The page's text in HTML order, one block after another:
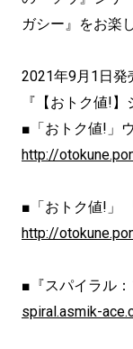
ガシー』をお楽
2021年9月1日発
『【おトク値!
■「おトク値!」
http://
■「おトク値!」
http://
■『スパイラル
spiral.asmik-